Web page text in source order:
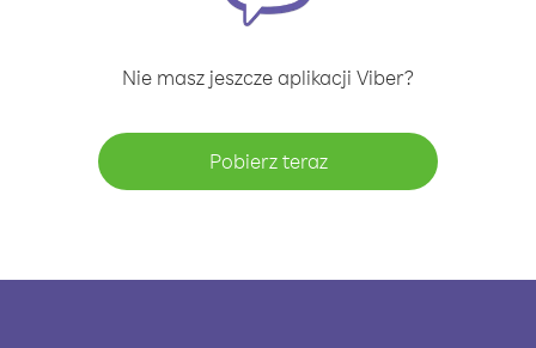
Nie masz jeszcze aplikacji Viber?
Pobierz teraz